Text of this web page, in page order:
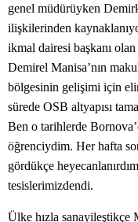
genel müdürüyken
ilişkilerinden
ikmal dairesi başkanı
Demirel Manisa’nın
bölgesinin gelişimi için
sürede OSB altyapısı
Ben o tarihlerde
öğrenciydim. Her hafta
gördükçe
tesislerimizdendi.
Ülke hızla sanayileştikçe